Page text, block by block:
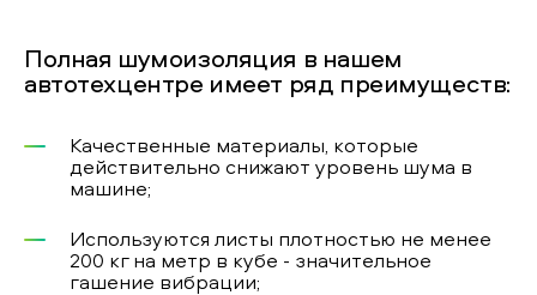
Полная шумоизоляция в нашем
автотехцентре имеет ряд преимуществ:
Качественные материалы, которые
действительно снижают уровень шума в
машине;
Используются листы плотностью не менее
200 кг на метр в кубе - значительное
гашение вибрации;